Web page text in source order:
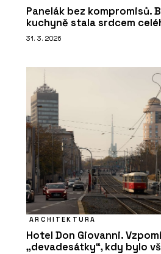
Panelák bez kompromisů.
kuchyně stala srdcem
31. 3. 2026
ARCHITEKTURA
Hotel Don Giovanni.
„devadesátky“, kdy bylo